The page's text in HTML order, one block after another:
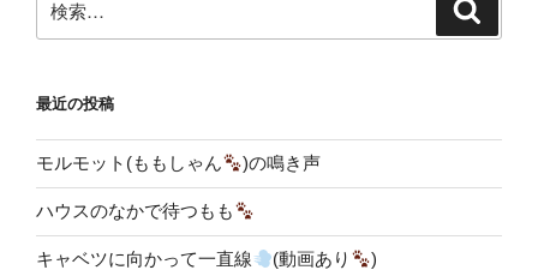
索:
最近の投稿
モルモット(ももしゃん )の鳴き声
ハウスのなかで待つもも
キャベツに向かって一直線 (動画あり )